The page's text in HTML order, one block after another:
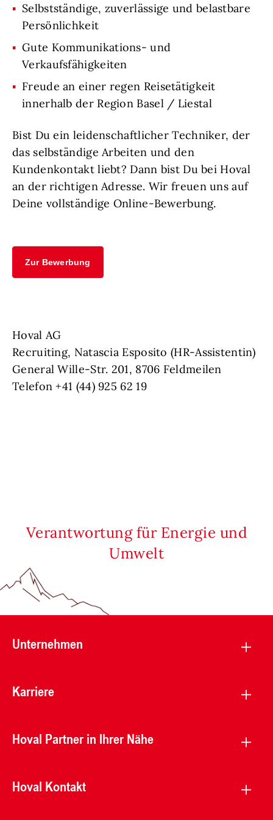
Selbstständige, zuverlässige und belastbare
Persönlichkeit
Gute Kommunikations- und
Verkaufsfähigkeiten
Freude an einer regen Reisetätigkeit
innerhalb der Region Basel / Liestal
Bist Du ein leidenschaftlicher Techniker, der
das selbständige Arbeiten und den
Kundenkontakt liebt? Dann bist Du bei Hoval
an der richtigen Adresse. Wir freuen uns auf
Deine vollständige Online-Bewerbung.
Zur Bewerbung
Hoval AG
Recruiting, Natascia Esposito (HR-Assistentin)
General Wille-Str. 201, 8706 Feldmeilen
Telefon +41 (44) 925 62 19
Verantwortung für Energie und
Umwelt
Unternehmen
Karriere
Hoval Partner in Ihrer Nähe
Hoval Kontakt